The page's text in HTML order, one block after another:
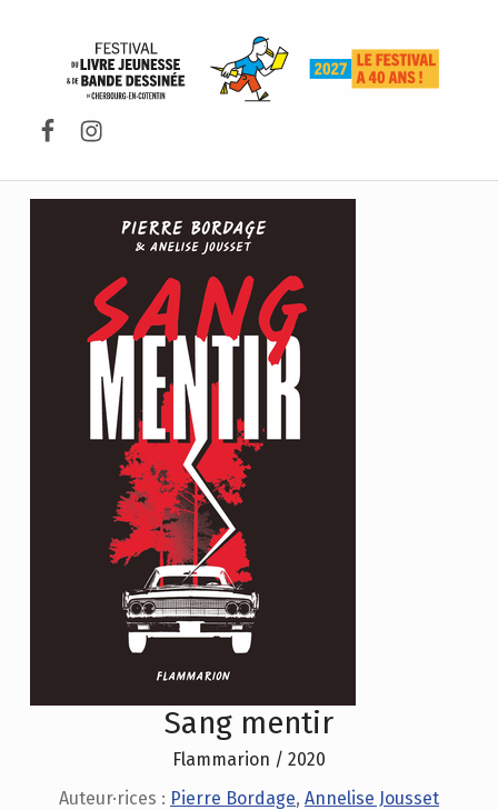
Facebook
Instagram
Sang mentir
Flammarion / 2020
Auteur·rices : Pierre Bordage, Annelise Jousset